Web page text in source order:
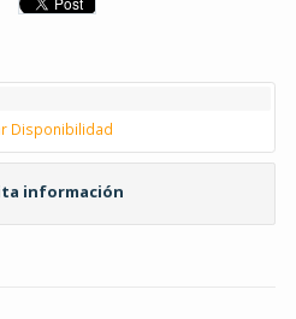
Disponibilidad
información